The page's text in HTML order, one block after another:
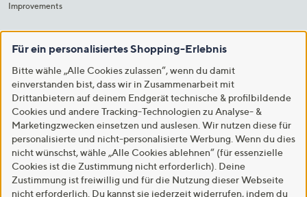
Improvements
Für ein personalisiertes Shopping-Erlebnis
Bitte wähle „Alle Cookies zulassen“, wenn du damit
einverstanden bist, dass wir in Zusammenarbeit mit
Drittanbietern auf deinem Endgerät technische & profilbildende
Cookies und andere Tracking-Technologien zu Analyse- &
Marketingzwecken einsetzen und auslesen. Wir nutzen diese für
personalisierte und nicht-personalisierte Werbung. Wenn du dies
nicht wünschst, wähle „Alle Cookies ablehnen“ (für essenzielle
Cookies ist die Zustimmung nicht erforderlich). Deine
Zustimmung ist freiwillig und für die Nutzung dieser Webseite
nicht erforderlich. Du kannst sie jederzeit widerrufen, indem du